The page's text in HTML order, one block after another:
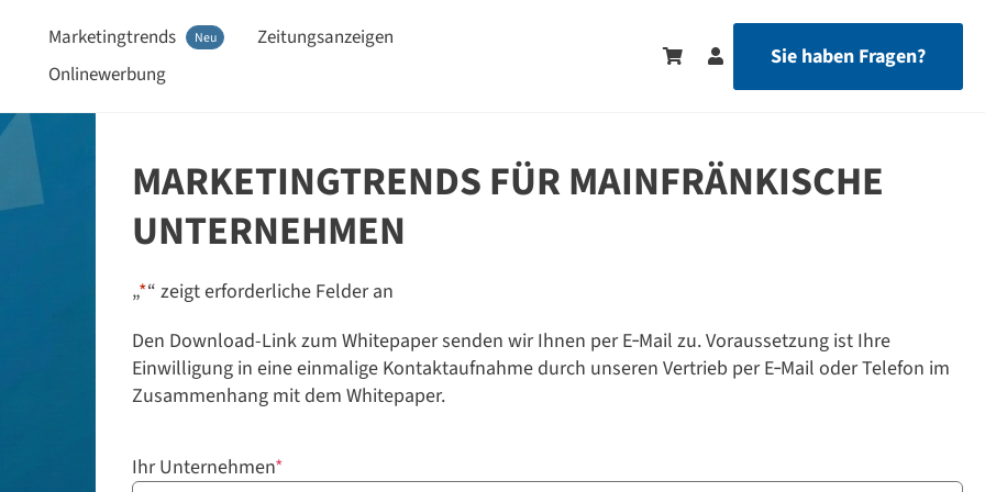
Marketingtrends Neu
Zeitungsanzeigen
Onlinewerbung
Sie haben Fragen?
MARKETINGTRENDS FÜR MAINFRÄNKISCHE
UNTERNEHMEN
„*“ zeigt erforderliche Felder an
Den Download-Link zum Whitepaper senden wir Ihnen per E‑Mail zu. Voraussetzung ist Ihre
Einwilligung in eine einmalige Kontaktaufnahme durch unseren Vertrieb per E‑Mail oder Telefon im
Zusammenhang mit dem Whitepaper.
Ihr Unternehmen*